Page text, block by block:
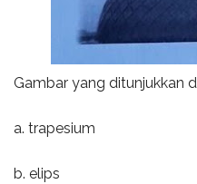
Gambar yang ditunjukkan
a. trapesium
b. elips